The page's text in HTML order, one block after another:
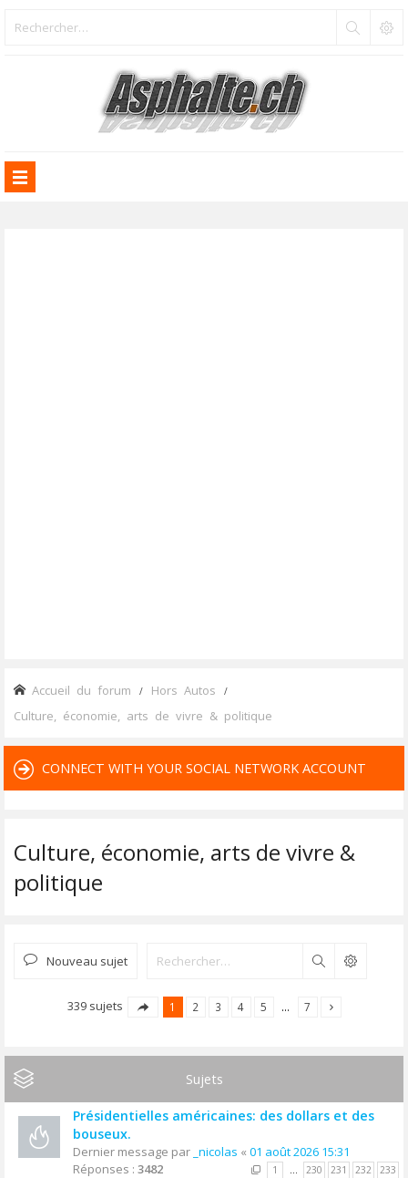
Accueil du forum Hors Autos
Culture, économie, arts de vivre & politique
CONNECT WITH YOUR SOCIAL NETWORK ACCOUNT
Culture, économie, arts de vivre &
politique
Nouveau sujet Rechercher
339 sujets 1 2 3 4 5 … 7
Sujets
Présidentielles américaines: des dollars et des
bouseux.
Dernier message par _nicolas « 01 août 2026 15:31
Réponses : 3482 1 … 230 231 232 233